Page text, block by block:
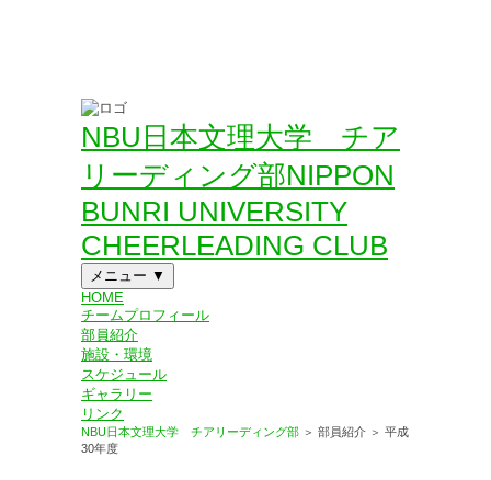
NBU日本文理大学 チア
リーディング部NIPPON
BUNRI UNIVERSITY
CHEERLEADING CLUB
メニュー ▼
HOME
チームプロフィール
部員紹介
施設・環境
スケジュール
ギャラリー
リンク
NBU日本文理大学 チアリーディング部 ＞ 部員紹介 ＞ 平成
30年度